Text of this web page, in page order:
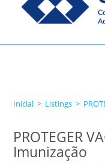
Inicial > Listings >
PROTEGER
Imunização